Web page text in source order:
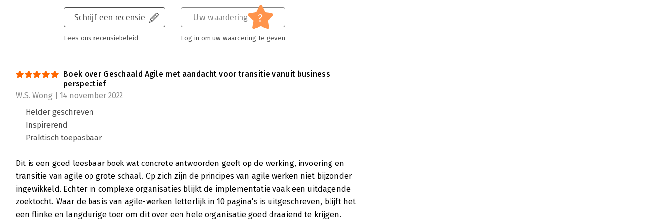
Schrijf een recensie
Lees ons recensiebeleid
Uw waardering ?
Log in om uw waardering te geven
Boek over Geschaald Agile met aandacht voor transitie vanuit business
perspectief
W.S. Wong | 14 november 2022
Helder geschreven
Inspirerend
Praktisch toepasbaar
Dit is een goed leesbaar boek wat concrete antwoorden geeft op de werking, invoering en
transitie van agile op grote schaal. Op zich zijn de principes van agile werken niet bijzonder
ingewikkeld. Echter in complexe organisaties blijkt de implementatie vaak een uitdagende
zoektocht. Waar de basis van agile-werken letterlijk in 10 pagina's is uitgeschreven, blijft het
een flinke en langdurige toer om dit over een hele organisatie goed draaiend te krijgen.